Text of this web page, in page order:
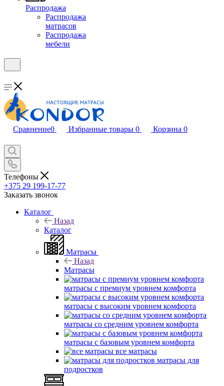
Распродажа
Распродажа
матрасов
Распродажа
мебели
Сравнение0 Избранные товары 0 Корзина 0
Телефоны
+375 29 199-17-77
Заказать звонок
Каталог
Назад
Каталог
Матрасы
Назад
Матрасы
матрасы с премиум уровнем комфорта
матрасы с высоким уровнем комфорта
матрасы со средним уровнем комфорта
матрасы с базовым уровнем комфорта
все матрасы
матрасы для
подростков